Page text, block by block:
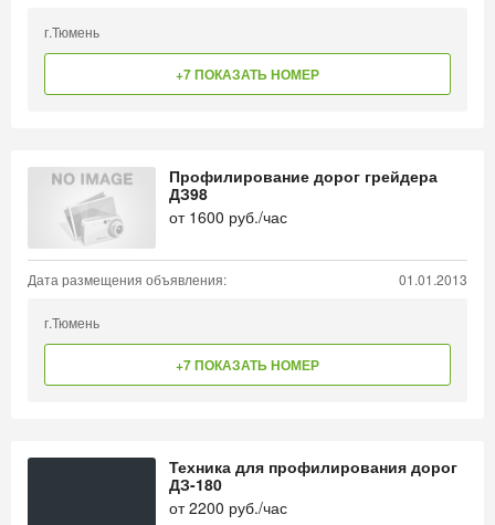
г.Тюмень
+7 ПОКАЗАТЬ НОМЕР
Профилирование дорог грейдера
ДЗ98
от 1600 руб./час
Дата размещения объявления: 01.01.2013
г.Тюмень
+7 ПОКАЗАТЬ НОМЕР
Техника для профилирования дорог
ДЗ-180
от2200 руб./час